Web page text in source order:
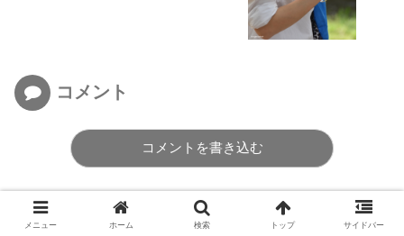
コメント
コメントを書き込む
メニュー ホーム 検索 トップ サイドバー